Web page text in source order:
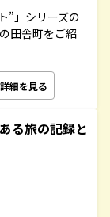
”」シリーズの
田舎町をご紹
詳細を見る
る旅の記録と